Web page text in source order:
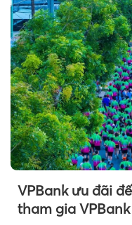
VPBank ưu đãi
tham gia